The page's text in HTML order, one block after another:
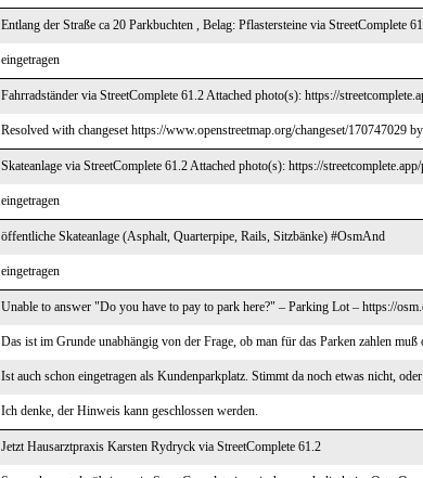
Entlang der Straße ca 20 Parkbuchten , Belag: Pflastersteine via StreetComplete
eingetragen
Fahrradständer via StreetComplete 61.2 Attached photo(s): https://
Resolved with changeset https://www.openstreetmap.org/changeset/170747029
Skateanlage via StreetComplete 61.2 Attached photo(s): https://
eingetragen
öffentliche Skateanlage (Asphalt, Quarterpipe, Rails, Sitzbänke) #OsmAnd
eingetragen
Unable to answer "Do you have to pay to park here?" – Parking Lot – https://
Das ist im Grunde unabhängig von der Frage, ob man für das Parken zahlen
Ist auch schon eingetragen als Kundenparkplatz. Stimmt da noch etwas nicht,
Ich denke, der Hinweis kann geschlossen werden.
Jetzt Hausarztpraxis Karsten Rydryck via StreetComplete 61.2